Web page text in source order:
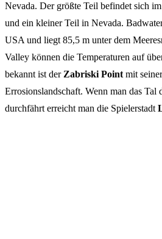
Nevada. Der größte Teil befindet sich
und ein kleiner Teil in Nevada.
USA und liegt 85,5 m unter dem
Valley können die Temperaturen auf
bekannt ist der Zabriski Point mit
Errosionslandschaft. Wenn man das Tal
durchfährt erreicht man die Spielerstadt